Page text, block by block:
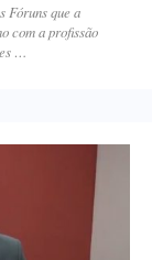
Fóruns que a
com a profissão
…